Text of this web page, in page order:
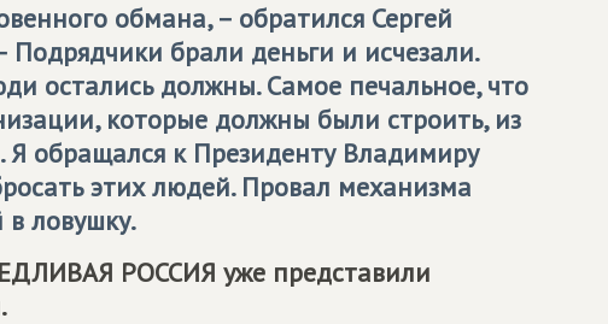
обмана, – обратился Сергей
брали деньги и исчезали.
остались должны. Самое печальное, что
которые должны были строить, из
обращался к Президенту Владимиру
этих людей. Провал механизма
ловушку.
РОССИЯ уже представили